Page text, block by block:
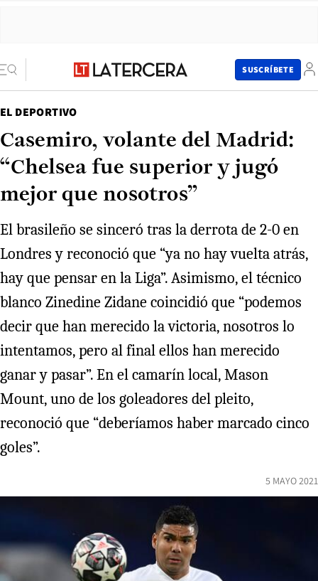
SUSCRÍBETE
EL DEPORTIVO
Casemiro, volante del Madrid:
“Chelsea fue superior y jugó
mejor que nosotros”
El brasileño se sinceró tras la derrota de 2-0 en
Londres y reconoció que “ya no hay vuelta atrás,
hay que pensar en la Liga”. Asimismo, el técnico
blanco Zinedine Zidane coincidió que “podemos
decir que han merecido la victoria, nosotros lo
intentamos, pero al final ellos han merecido
ganar y pasar”. En el camarín local, Mason
Mount, uno de los goleadores del pleito,
reconoció que “deberíamos haber marcado cinco
goles”.
5 MAYO 2021